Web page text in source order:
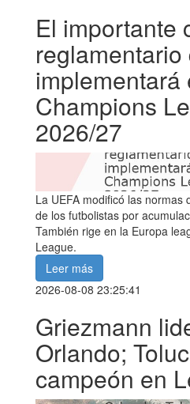
El importante
reglamentario
implementará
Champions
2026/27
La UEFA modificó las normas
de los futbolistas por
También rige en la Europa
League.
Leer más
2026-08-08 23:25:41
Griezmann
Orlando;
campeón en